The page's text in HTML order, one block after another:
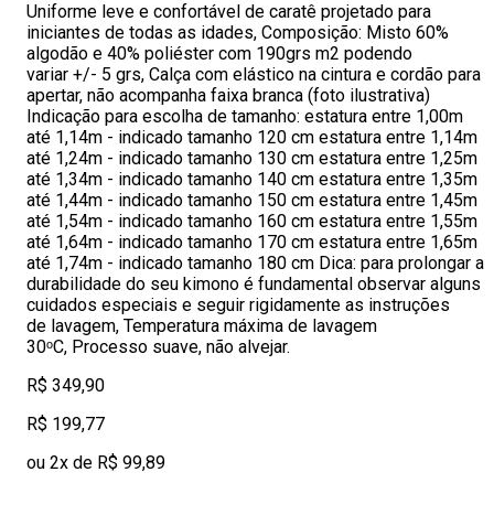
Uniforme leve e confortável de caratê projetado para
iniciantes de todas as idades, Composição: Misto 60%
algodão e 40% poliéster com 190grs m2 podendo
variar +/- 5 grs, Calça com elástico na cintura e cordão para
apertar, não acompanha faixa branca (foto ilustrativa)
Indicação para escolha de tamanho: estatura entre 1,00m
até 1,14m - indicado tamanho 120 cm estatura entre 1,14m
até 1,24m - indicado tamanho 130 cm estatura entre 1,25m
até 1,34m - indicado tamanho 140 cm estatura entre 1,35m
até 1,44m - indicado tamanho 150 cm estatura entre 1,45m
até 1,54m - indicado tamanho 160 cm estatura entre 1,55m
até 1,64m - indicado tamanho 170 cm estatura entre 1,65m
até 1,74m - indicado tamanho 180 cm Dica: para prolongar a
durabilidade do seu kimono é fundamental observar alguns
cuidados especiais e seguir rigidamente as instruções
de lavagem, Temperatura máxima de lavagem
30ᵒC, Processo suave, não alvejar.
R$ 349,90
R$ 199,77
ou 2x de R$ 99,89